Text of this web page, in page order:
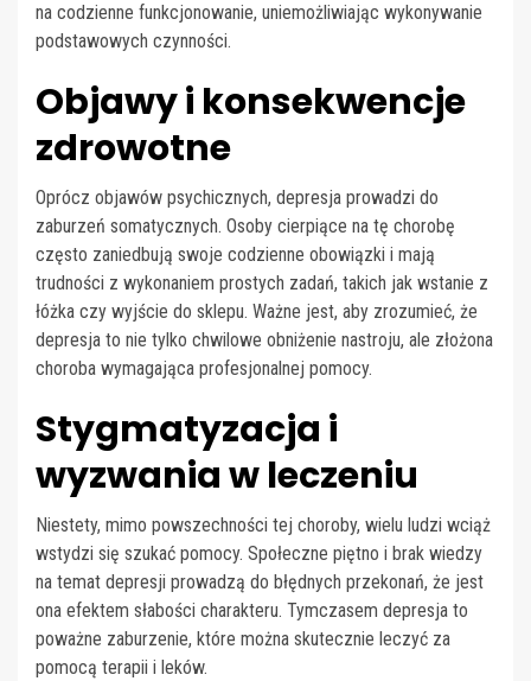
na codzienne funkcjonowanie, uniemożliwiając wykonywanie
podstawowych czynności.
Objawy i konsekwencje
zdrowotne
Oprócz objawów psychicznych, depresja prowadzi do
zaburzeń somatycznych. Osoby cierpiące na tę chorobę
często zaniedbują swoje codzienne obowiązki i mają
trudności z wykonaniem prostych zadań, takich jak wstanie z
łóżka czy wyjście do sklepu. Ważne jest, aby zrozumieć, że
depresja to nie tylko chwilowe obniżenie nastroju, ale złożona
choroba wymagająca profesjonalnej pomocy.
Stygmatyzacja i
wyzwania w leczeniu
Niestety, mimo powszechności tej choroby, wielu ludzi wciąż
wstydzi się szukać pomocy. Społeczne piętno i brak wiedzy
na temat depresji prowadzą do błędnych przekonań, że jest
ona efektem słabości charakteru. Tymczasem depresja to
poważne zaburzenie, które można skutecznie leczyć za
pomocą terapii i leków.